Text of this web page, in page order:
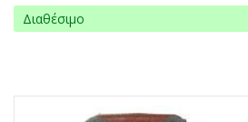
Διαθέσιμο